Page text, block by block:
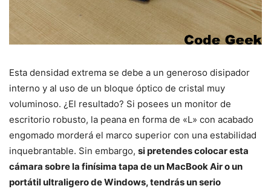
Esta densidad extrema se debe a un generoso disipador
interno y al uso de un bloque óptico de cristal muy
voluminoso. ¿El resultado? Si posees un monitor de
escritorio robusto, la peana en forma de «L» con acabado
engomado morderá el marco superior con una estabilidad
inquebrantable. Sin embargo, si pretendes colocar esta
cámara sobre la finísima tapa de un MacBook Air o un
portátil ultraligero de Windows, tendrás un serio